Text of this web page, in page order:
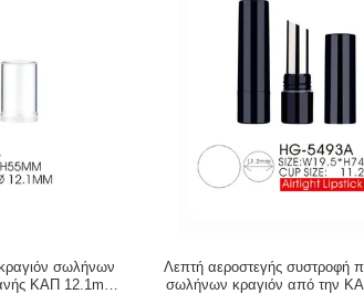
σωλήνων
ΚΑΠ 12.1mm
Λεπτή αεροστεγής συστροφή
σωλήνων κραγιόν από την